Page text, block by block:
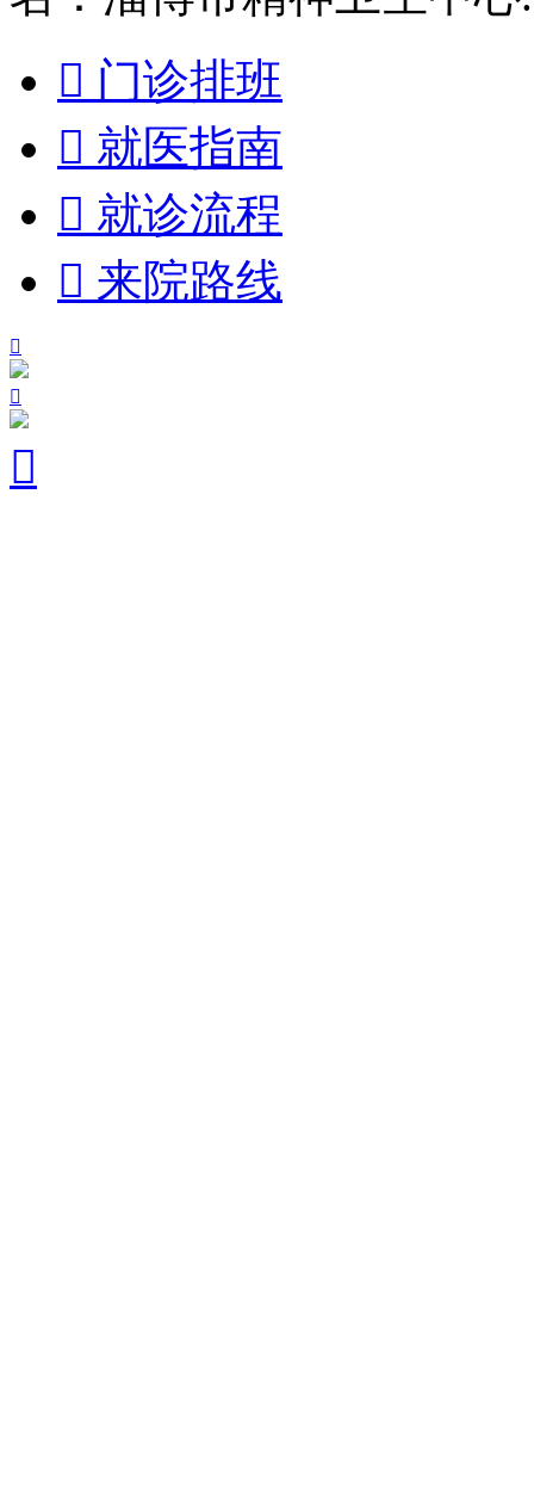
 门诊排班
 就医指南
 就诊流程
 来院路线


